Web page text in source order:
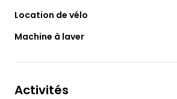
Location de vélo
Machine à laver
Activités